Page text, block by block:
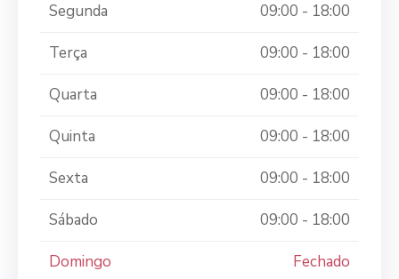
Segunda 09:00 - 18:00
Terça 09:00 - 18:00
Quarta 09:00 - 18:00
Quinta 09:00 - 18:00
Sexta 09:00 - 18:00
Sábado 09:00 - 18:00
Domingo Fechado